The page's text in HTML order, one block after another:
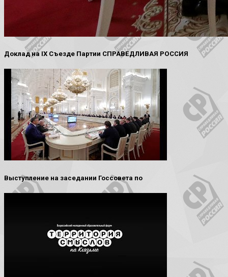
Доклад на IX Съезде Партии СПРАВЕДЛИВАЯ РОССИЯ
Выступление на заседании Госсовета по